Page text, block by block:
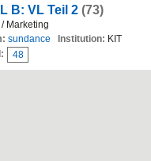
B: VL Teil 2 (73)
/ Marketing
sundance Institution: KIT
48